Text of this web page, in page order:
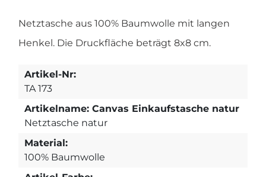
Netztasche aus 100% Baumwolle mit langen
Henkel. Die Druckfläche beträgt 8x8 cm.
Artikel-Nr:
TA 173
Artikelname: Canvas Einkaufstasche natur
Netztasche natur
Material:
100% Baumwolle